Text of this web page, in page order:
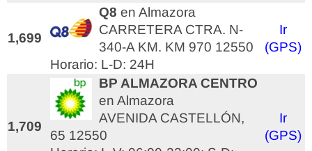
1,699
Q8 en Almazora
CARRETERA CTRA. N-
340-A KM. KM 970 12550
Horario: L-D: 24H
Ir
(GPS)
1,709
BP ALMAZORA CENTRO
en Almazora
AVENIDA CASTELLÓN,
65 12550
Ir
(GPS)